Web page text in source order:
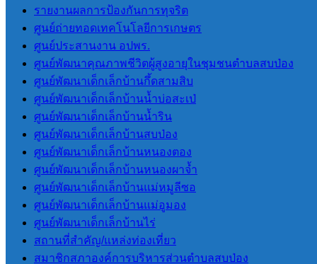
รายงานผลการป้องกันการทุจริต
ศูนย์ถ่ายทอดเทคโนโลยีการเกษตร
ศูนย์ประสานงาน อปพร.
ศูนย์พัฒนาคุณภาพชีวิตผู้สูงอายุในชุมชนตำบลสบป่อง
ศูนย์พัฒนาเด็กเล็กบ้านกึ้ดสามสิบ
ศูนย์พัฒนาเด็กเล็กบ้านน้ำบ่อสะเป่
ศูนย์พัฒนาเด็กเล็กบ้านน้ำริน
ศูนย์พัฒนาเด็กเล็กบ้านสบป่อง
ศูนย์พัฒนาเด็กเล็กบ้านหนองตอง
ศูนย์พัฒนาเด็กเล็กบ้านหนองผาจ้ำ
ศูนย์พัฒนาเด็กเล็กบ้านแม่หมูลีซอ
ศูนย์พัฒนาเด็กเล็กบ้านแม่อูมอง
ศูนย์พัฒนาเด็กเล็กบ้านไร่
สถานที่สําคัญ/แหล่งท่องเที่ยว
สมาชิกสภาองค์การบริหารส่วนตําบลสบป่อง
9.3 การจัดซื้อจัดจ้าง
การจัดซื้อจัดจ้างหรือ
การจัดหาพัสดุ
แผนการจัดซื้อ
จัดจ้างหรือ
แผนการจัดหา
พัสดุ
ประกาศ
ต่างๆเกี่ยว
กับการจัด
ซื้อจัดจ้าง
หรือการ
จัดหาพัสดุ
สรุปผลการจัด